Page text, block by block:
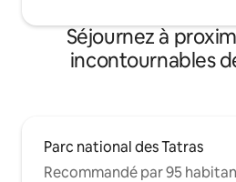
Séjournez à
incontournables
Parc national des Tatras
Recommandé par 95